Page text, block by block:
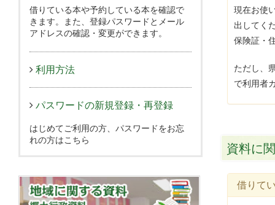
借りている本や予約している本を確認で
きます。また、登録パスワードとメール
アドレスの確認・変更ができます。
利用方法
パスワードの新規登録・再登録
はじめてご利用の方、パスワードをお忘
れの方はこちら
現在お使
出してく
保険証・
ただし、
で利用者
資料に
借りて